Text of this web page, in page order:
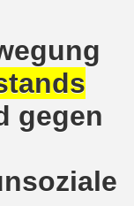
gegen
ins Jahr
gegen
14.10.2019: